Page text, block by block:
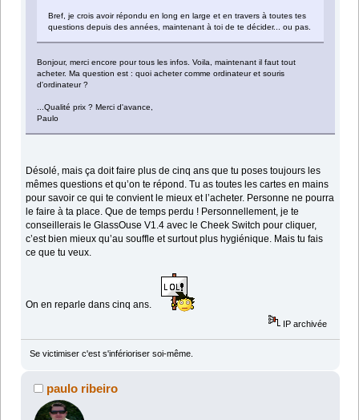
Bref, je crois avoir répondu en long en large et en travers à toutes tes
questions depuis des années, maintenant à toi de te décider... ou pas.
Bonjour, merci encore pour tous les infos. Voila, maintenant il faut tout
acheter. Ma question est : quoi acheter comme ordinateur et souris
d'ordinateur ?
...Qualité prix ? Merci d'avance,
Paulo
Désolé, mais ça doit faire plus de cinq ans que tu poses toujours les
mêmes questions et qu’on te répond. Tu as toutes les cartes en mains
pour savoir ce qui te convient le mieux et l’acheter. Personne ne pourra
le faire à ta place. Que de temps perdu ! Personnellement, je te
conseillerais le GlassOuse V1.4 avec le Cheek Switch pour cliquer,
c’est bien mieux qu’au souffle et surtout plus hygiénique. Mais tu fais
ce que tu veux.
On en reparle dans cinq ans.
IP archivée
Se victimiser c'est s'inférioriser soi-même.
paulo ribeiro